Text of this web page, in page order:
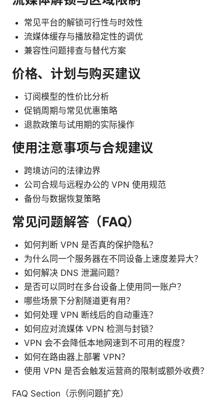
常见平台的解锁可行性与时效性
流媒体缓存与播放稳定性的调优
兼容性问题排查与替代方案
价格、计划与购买建议
订阅模型的性价比分析
促销周期与常见优惠策略
退款政策与试用期的实际操作
使用注意事项与合规建议
跨境访问的法律边界
公司合规与远程办公的 VPN 使用规范
备份与数据恢复策略
常见问题解答（FAQ）
如何判断 VPN 是否真的保护隐私？
为什么同一个服务器在不同设备上速度差异大？
如何解决 DNS 泄漏问题？
是否可以同时在多台设备上使用同一账户？
哪些场景下分割隧道更有用？
如何处理 VPN 断线后的自动重连？
如何应对流媒体 VPN 检测与封锁？
VPN 会不会降低本地网速到不可用的程度？
如何在路由器上部署 VPN？
使用 VPN 是否会触发运营商的限制或额外收费？
FAQ Section（示例问题扩充）